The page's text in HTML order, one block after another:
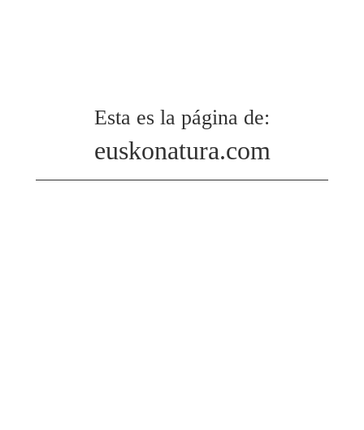
Esta es la página de:
euskonatura.com